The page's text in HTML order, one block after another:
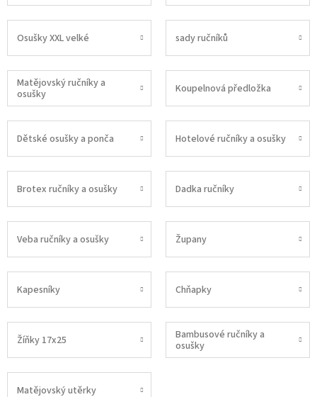
Osušky XXL velké sady ručníků
Matějovský ručníky a
osušky
Koupelnová předložka
Dětské osušky a ponča Hotelové ručníky a osušky
Brotex ručníky a osušky Dadka ručníky
Veba ručníky a osušky Župany
Kapesníky Chňapky
Žíňky 17x25
Bambusové ručníky a
osušky
Matějovský utěrky